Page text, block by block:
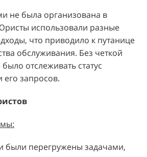
не была организована в
использовали разные
что приводило к путанице
обслуживания. Без четкой
отслеживать статус
его запросов.
перегружены задачами,